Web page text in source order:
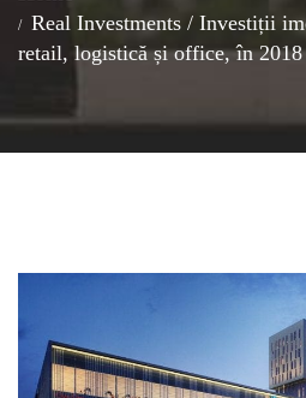
Real Investments / Investiții
retail, logistică și office, în 2018